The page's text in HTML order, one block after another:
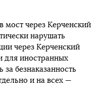
мост через Керченский
нарушать
через Керченский
для иностранных
за безнаказанность
и на всех —